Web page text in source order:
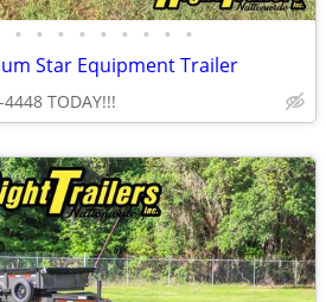
• • • • • • • • •
Star Equipment Trailer
TODAY!!!